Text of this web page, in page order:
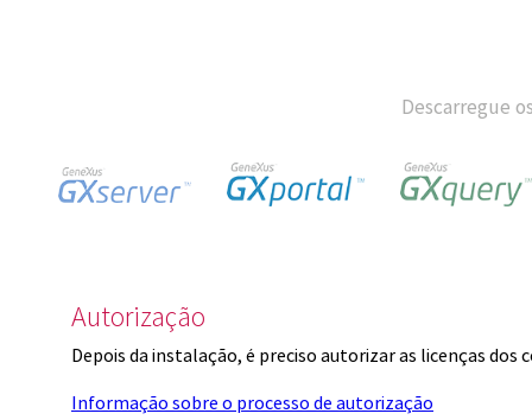
Descarregue
Autorização
Depois da instalação, é preciso autorizar as licenças dos
Informação sobre o processo de autorização